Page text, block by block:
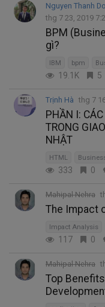
Nguyen Thanh
thg 7 23, 2019
BPM
gì?
IBM bpm
19.1K 5
Trịnh Hà thg 7
PHẦN I:
TRONG
NHẬT
HTML
333 0
Mahipal Nehra
The Impact
Impact Analysis
117 0
Mahipal Nehra
Top